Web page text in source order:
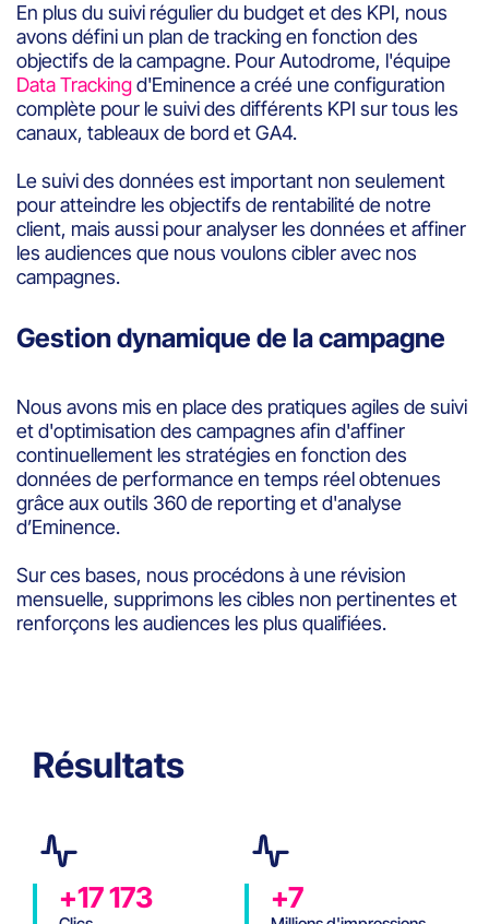
En plus du suivi régulier du budget et des KPI, nous
avons défini un plan de tracking en fonction des
objectifs de la campagne. Pour Autodrome, l'équipe
Data Trackingd'Eminence a créé une configuration
complète pour le suivi des différents KPI sur tous les
canaux, tableaux de bord et GA4.
Le suivi des données est important non seulement
pour atteindre les objectifs de rentabilité de notre
client, mais aussi pour analyser les données et affiner
les audiences que nous voulons cibler avec nos
campagnes.
Gestion dynamique de la campagne
Nous avons mis en place des pratiques agiles de suivi
et d'optimisation des campagnes afin d'affiner
continuellement les stratégies en fonction des
données de performance en temps réel obtenues
grâce aux outils 360 de reporting et d'analyse
d’Eminence.
Sur ces bases, nous procédons à une révision
mensuelle, supprimons les cibles non pertinentes et
renforçons les audiences les plus qualifiées.
Résultats
+17 173 +7